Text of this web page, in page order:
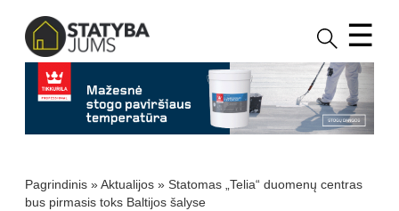
☰
Pagrindinis »Aktualijos » Statomas „Telia“ duomenų centras
bus pirmasis toks Baltijos šalyse